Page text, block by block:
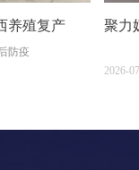
养殖复产
防疫
聚力
回顾
2026-